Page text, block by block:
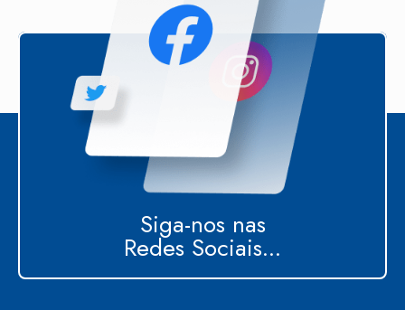
Siga-nos nas
Redes Sociais...